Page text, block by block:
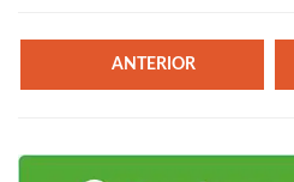
ANTERIOR